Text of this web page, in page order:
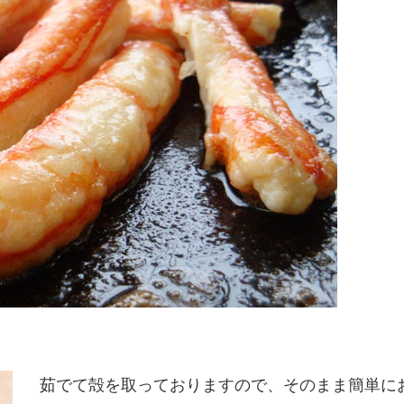
茹でて殻を取っておりますので、そのまま簡単に